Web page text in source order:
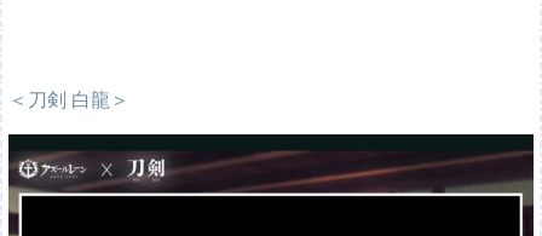
＜刀剣 白龍＞